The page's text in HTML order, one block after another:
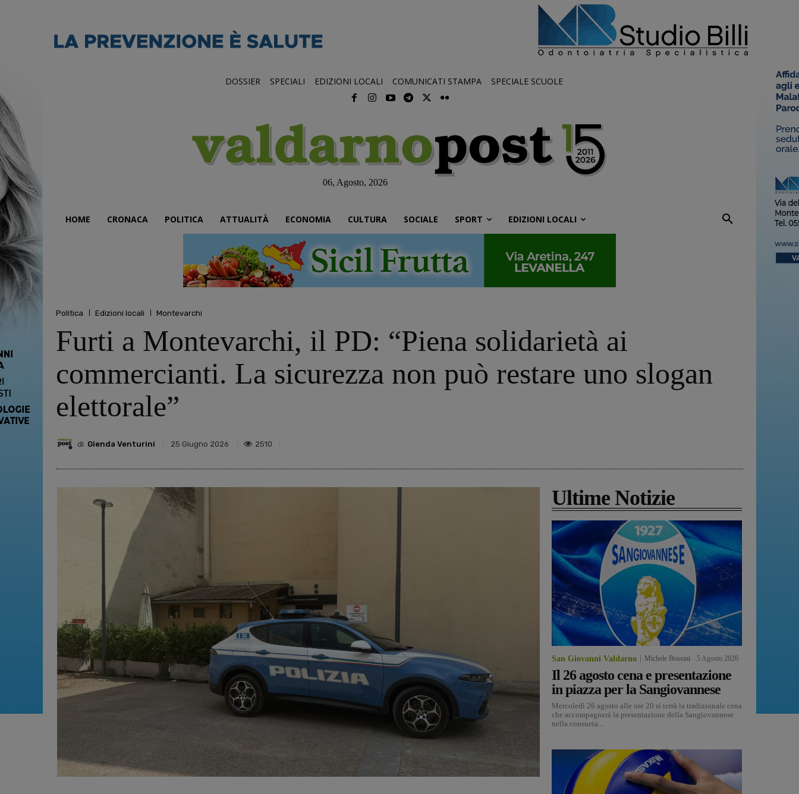
DOSSIER SPECIALI EDIZIONI LOCALI COMUNICATI STAMPA SPECIALE SCUOLE
06, Agosto, 2026
HOME CRONACA POLITICA ATTUALITÀ ECONOMIA CULTURA SOCIALE SPORT EDIZIONI LOCALI
Politica Edizioni locali Montevarchi
Furti a Montevarchi, il PD: “Piena solidarietà ai
commercianti. La sicurezza non può restare uno slogan
elettorale”
di Glenda Venturini 25 Giugno 2026 2510
Ultime Notizie
San Giovanni Valdarno Michele Bossini 5 Agosto 2026
Il 26 agosto cena e presentazione
in piazza per la Sangiovannese
Mercoledì 26 agosto alle ore 20 si terrà la tradizionale cena
che accompagnerà la presentazione della Sangiovannese
nella consueta...